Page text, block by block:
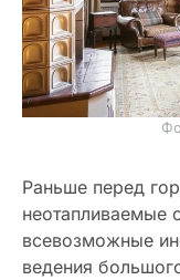
Раньше перед
неотапливаемые
всевозможные
ведения